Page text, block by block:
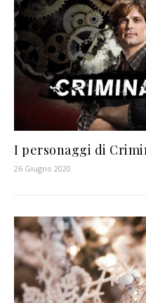
I personaggi di
26 Giugno 2020